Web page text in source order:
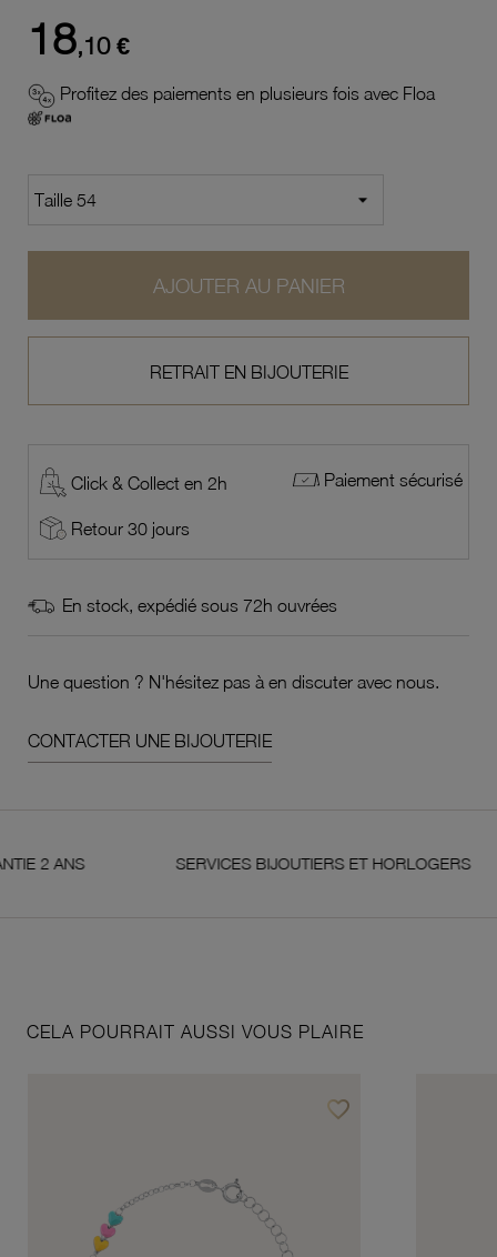
18,10 €
Profitez des paiements en plusieurs fois avec Floa
AJOUTER AU PANIER
RETRAIT EN BIJOUTERIE
Click & Collect en 2h Paiement sécurisé
Retour 30 jours
En stock, expédié sous 72h ouvrées
Une question ? N'hésitez pas à en discuter avec nous.
CONTACTER UNE BIJOUTERIE
SERVICES BIJOUTIERS ET HORLOGERS
CELA POURRAIT AUSSI VOUS PLAIRE
favorite_borderAjouter à vos favoris